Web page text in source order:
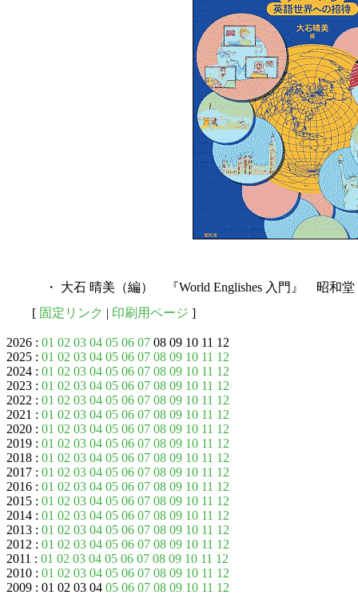
・ 大石 晴美（編） 『World Englishes 入門』 昭和堂
[ 固定リンク | 印刷用ページ ]
2026 : 01 02 03 04 05 06 07 08 09 10 11 12
2025 : 01 02 03 04 05 06 07 08 09 10 11 12
2024 : 01 02 03 04 05 06 07 08 09 10 11 12
2023 : 01 02 03 04 05 06 07 08 09 10 11 12
2022 : 01 02 03 04 05 06 07 08 09 10 11 12
2021 : 01 02 03 04 05 06 07 08 09 10 11 12
2020 : 01 02 03 04 05 06 07 08 09 10 11 12
2019 : 01 02 03 04 05 06 07 08 09 10 11 12
2018 : 01 02 03 04 05 06 07 08 09 10 11 12
2017 : 01 02 03 04 05 06 07 08 09 10 11 12
2016 : 01 02 03 04 05 06 07 08 09 10 11 12
2015 : 01 02 03 04 05 06 07 08 09 10 11 12
2014 : 01 02 03 04 05 06 07 08 09 10 11 12
2013 : 01 02 03 04 05 06 07 08 09 10 11 12
2012 : 01 02 03 04 05 06 07 08 09 10 11 12
2011 : 01 02 03 04 05 06 07 08 09 10 11 12
2010 : 01 02 03 04 05 06 07 08 09 10 11 12
2009 : 01 02 03 04 05 06 07 08 09 10 11 12